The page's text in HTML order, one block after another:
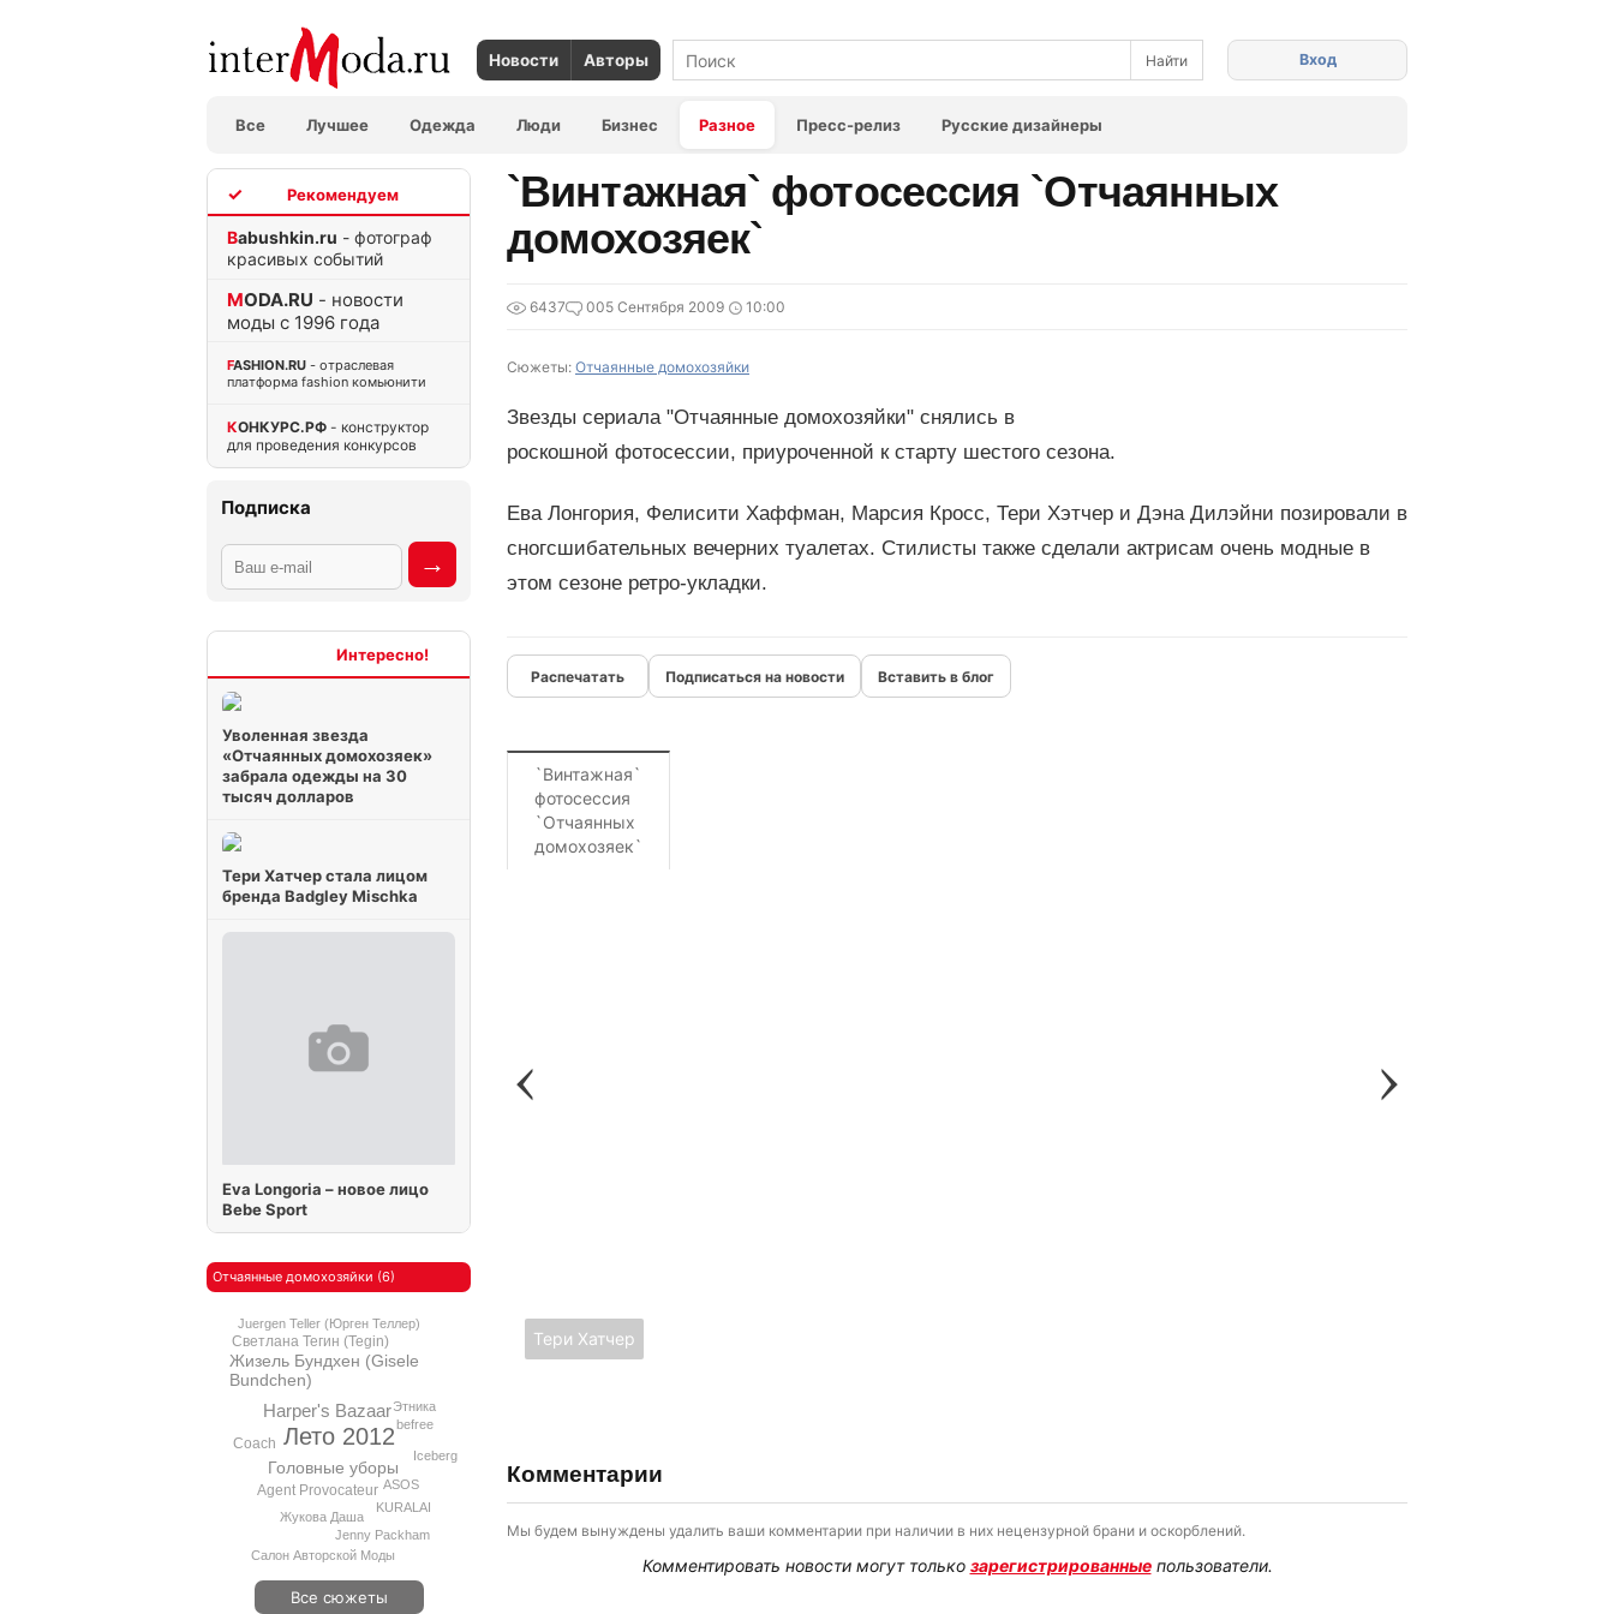
Новости Авторы
Все Лучшее Одежда Люди Бизнес Разное Пресс-релиз Русские дизайнеры
Вход
Babushkin.ru - фотограф
красивых событий
MODA.RU - новости
моды с 1996 года
FASHION.RU - отраслевая
платформа fashion комьюнити
КОНКУРС.РФ - конструктор
для проведения конкурсов
Подписка
Уволенная звезда
«Отчаянных домохозяек»
забрала одежды на 30
тысяч долларов
Тери Хатчер стала лицом
бренда Badgley Mischka
Eva Longoria – новое лицо
Bebe Sport
Отчаянные домохозяйки (6)
Лето 2012
Harper's Bazaar
Головные уборы
Жизель Бундхен (Gisele
Bundchen)
Agent Provocateur
Coach
Светлана Тегин (Tegin)
KURALAI
Iceberg
ASOS
Жукова Даша
Jenny Packham
Juergen Teller (Юрген Теллер)
Этника
Салон Авторской Моды
befree
Все сюжеты
`Винтажная` фотосессия `Отчаянных
домохозяек`
6437 005 Сентября 2009 10:00
Сюжеты: Отчаянные домохозяйки
Звезды сериала "Отчаянные домохозяйки" снялись в
роскошной фотосессии, приуроченной к старту шестого сезона.
Ева Лонгория, Фелисити Хаффман, Марсия Кросс, Тери Хэтчер и Дэна Дилэйни позировали в
сногсшибательных вечерних туалетах. Стилисты также сделали актрисам очень модные в
этом сезоне ретро-укладки.
Подписаться на новости Вставить в блог
`Винтажная`
фотосессия
`Отчаянных
домохозяек`
Тери Хатчер
Комментарии
Мы будем вынуждены удалить ваши комментарии при наличии в них нецензурной брани и оскорблений.
Комментировать новости могут только зарегистрированныепользователи.